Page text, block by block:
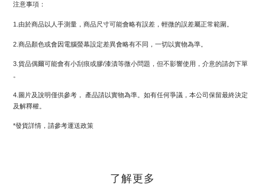
注意事項：
1.由於商品以人手測量，商品尺寸可能會略有誤差，輕微的誤差屬正常範圍。
2.商品顏色或會因電腦螢幕設定差異會略有不同，一切以實物為準。
3.貨品偶爾可能會有小刮痕或膠/漆漬等微小問題，但不影響使用，介意的請勿下單
4.圖片及說明僅供參考， 產品請以實物為準。如有任何爭議，本公司保留最終決定
及解釋權。
*發貨詳情，請參考運送政策
了解更多